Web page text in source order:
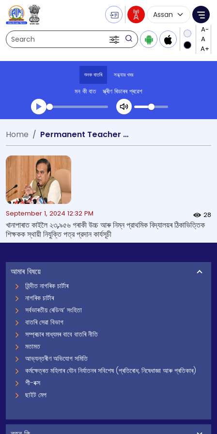
Search
Language
শুনক বাতৰি সন্ধ্যার খবর
মন কী বাত স্ক্ৰীণ ৰিডাৰৰ প্ৰৱেশ
Transcript summary
খেলা অডিঅ' সন্ধ্যার খবর
Home Permanent Teacher appointment Assam Govt
September 1, 2024 12:32 PM 28
খানাপাৰাত কাইলৈ ২৩,৯৫৬ গৰাকী উচ্চ আৰু নিম্ন প্রাথমিক বিদ্যালয়ৰ ঠিকাভিত্তিক
শিক্ষকক স্থায়ী নিযুক্তি পত্র প্রদান কাৰ্যসূচী
আমাৰ বিষয়ে
হিন্দীত নাগৰিক চাৰ্টাৰ
নাগৰিক চাৰ্টাৰ
সৰ্বভাৰতীয় ৰেডিঅ’ সংহিতা
বাতৰি সেৱা বিভাগ
সম্প্ৰচাৰ মাধ্যমৰ বাবে বাতৰি নীতি
মতামত
আভ্যন্তৰীণ অভিযোগ সমিতি
কৰ্মক্ষেত্ৰত মহিলাৰ যৌন নিৰ্যাতনৰ সবিশেষ (প্ৰতিৰোধ, নিষেধাজ্ঞা আৰু প্ৰতিকাৰ)
শী-বক্স
ছাইট মেপ